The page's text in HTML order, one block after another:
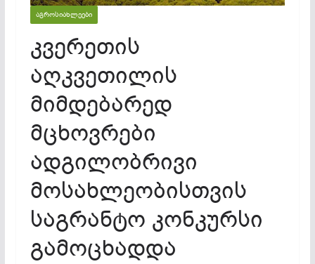
ᲐᲒᲠᲝᲡᲘᲐᲮᲚᲔᲔᲑᲘ
კვერეთის
აღკვეთილის
მიმდებარედ
მცხოვრები
ადგილობრივი
მოსახლეობისთვის
საგრანტო კონკურსი
გამოცხადდა